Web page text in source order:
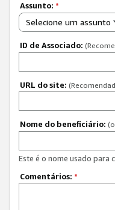
Assunto: *
Selecione um assunto
ID de Associado:
URL do site:
Nome do beneficiário:
Este é o nome usado para
Comentários: *